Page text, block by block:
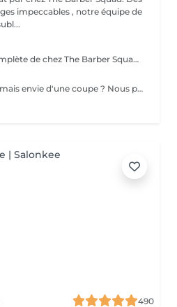
impeccables , notre équipe de
Découvrez l'expérience complète de chez The Barber Squad ! Shampooing & soins profonds + Coupe complète + Coiffage. Taille de Barbe & Contours à la lame & soins régénérant + Serviette Chaude & Froide + Nettoyage exfoliant du visage + Vapeur + Massage Relaxant + After Shave + Huile à barbe + Hydratation de la peau . Pour que votre expérience chez nous soit optimal , une boisson de votre choix vous est offerte !
Aucun créneau disponible mais envie d'une coupe ? Nous pouvons vous proposer un rendez-vous avant ou après nos horaires, ou durant la pause. Pour cette prestation, merci de contacter directement le shop.
490